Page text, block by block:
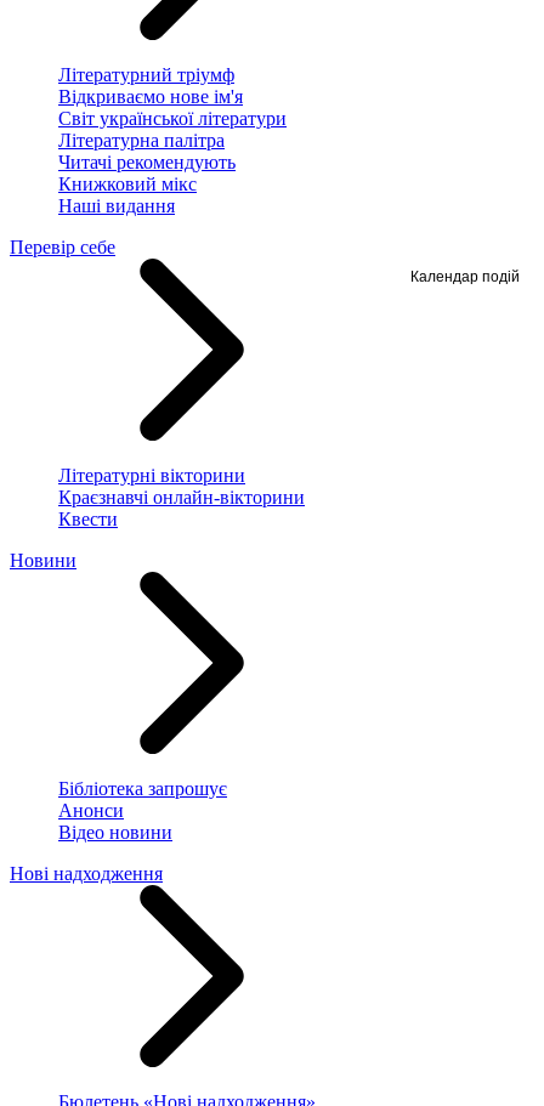
Літературний тріумф
Відкриваємо нове ім'я
Світ української літератури
Літературна палітра
Читачі рекомендують
Книжковий мікс
Наші видання
Перевір себе
Літературні вікторини
Краєзнавчі онлайн-вікторини
Квести
Новини
Бібліотека запрошує
Анонси
Відео новини
Нові надходження
Календар подій